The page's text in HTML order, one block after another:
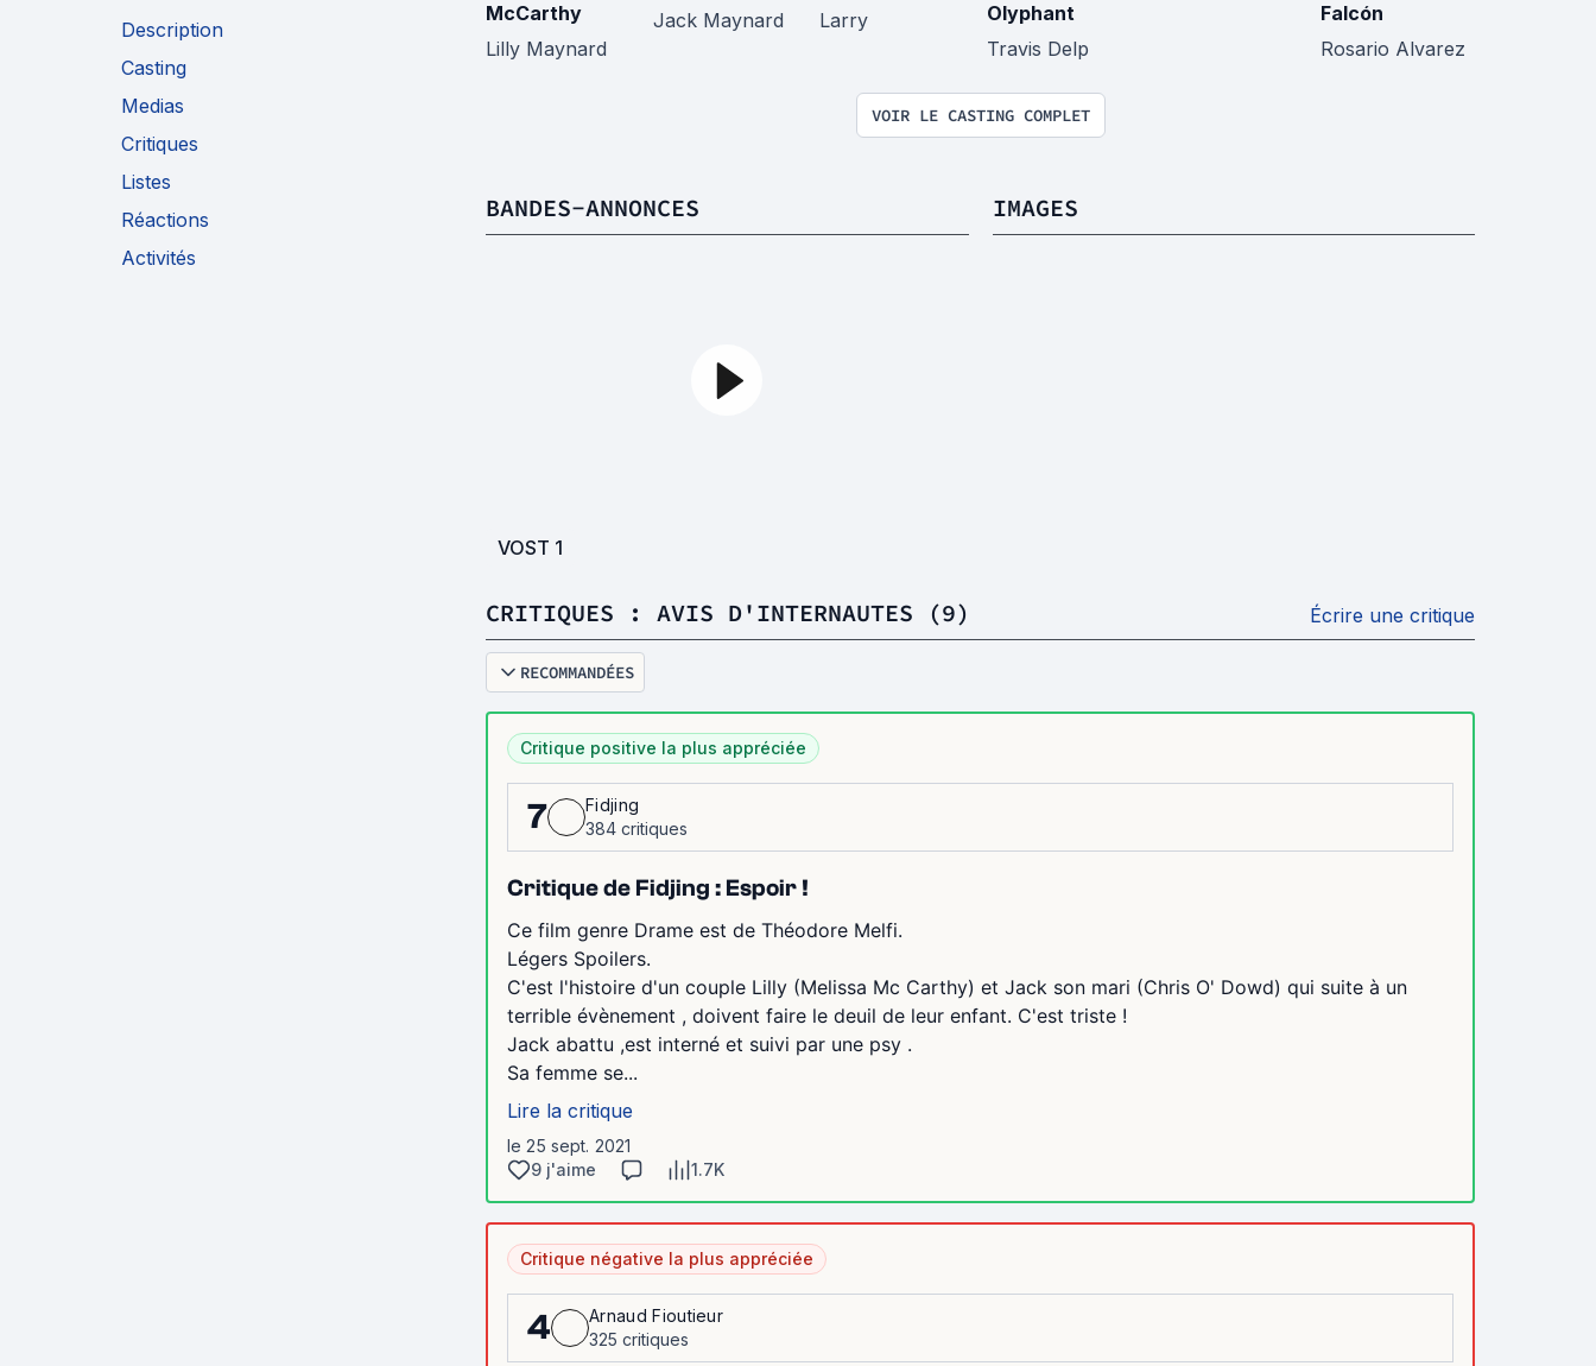
Description
Casting
Medias
Critiques
Listes
Réactions
Activités
McCarthy
Lilly Maynard
Jack Maynard
Larry
Olyphant
Travis Delp
Falcón
Rosario Alvarez
VOIR LE CASTING COMPLET
BANDES-ANNONCES
VOST 1
IMAGES
CRITIQUES : AVIS D'INTERNAUTES (9) Écrire une critique
RECOMMANDÉES
Critique positive la plus appréciée
7
Fidjing
384 critiques
Critique de Fidjing : Espoir !
Ce film genre Drame est de Théodore Melfi.
Légers Spoilers.
C'est l'histoire d'un couple Lilly (Melissa Mc Carthy) et Jack son mari (Chris O' Dowd) qui suite à un
terrible évènement , doivent faire le deuil de leur enfant. C'est triste !
Jack abattu ,est interné et suivi par une psy .
Sa femme se...
Lire la critique
le 25 sept. 2021
9 j'aime
1.7K
Critique négative la plus appréciée
4
Arnaud Fioutieur
325 critiques